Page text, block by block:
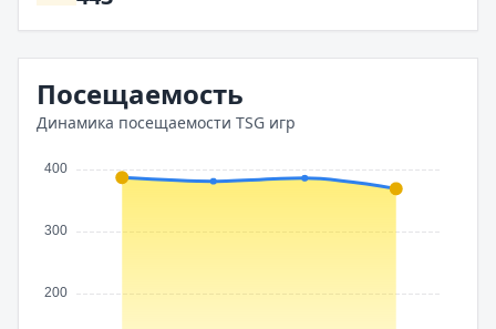
Посещаемость
Динамика посещаемости TSG игр